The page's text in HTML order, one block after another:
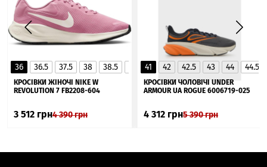
36 36.5 37.5 38 38.5 40 40.5
41
▲
КРОСІВКИ ЖІНОЧІ NIKE W
REVOLUTION 7 FB2208-604
3 512 грн4 390грн
41 42 42.5 43 44 44.5
КРОСІВКИ ЧОЛОВІЧІ UNDER
ARMOUR UA ROGUE 6006719-025
4 312 грн5 390грн